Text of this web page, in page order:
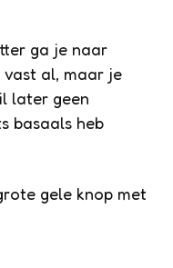
ga je naar
vast al, maar je
later geen
basaals heb
gele knop met